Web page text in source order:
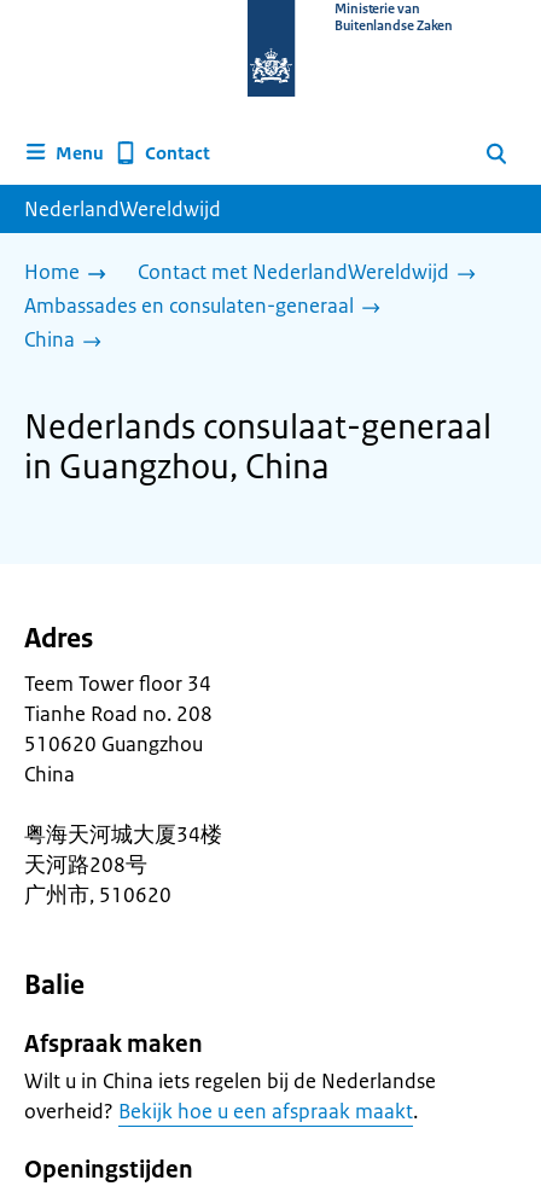
homepage
Ministerie van
Buitenlandse Zaken
Menu Contact Zoeken
NederlandWereldwijd
Home
Contact met NederlandWereldwijd
Ambassades en consulaten-generaal
China
Nederlands consulaat-generaal
in Guangzhou, China
Adres
Teem Tower floor 34
Tianhe Road no. 208
510620 Guangzhou
China
粤海天河城大厦34楼
天河路208号
广州市, 510620
Balie
Afspraak maken
Wilt u in China iets regelen bij de Nederlandse
overheid? Bekijk hoe u een afspraak maakt.
Openingstijden